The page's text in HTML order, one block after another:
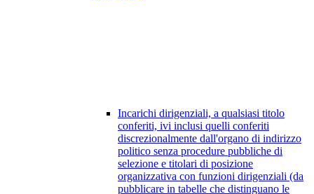
Incarichi dirigenziali, a qualsiasi titolo
conferiti, ivi inclusi quelli conferiti
discrezionalmente dall'organo di indirizzo
politico senza procedure pubbliche di
selezione e titolari di posizione
organizzativa con funzioni dirigenziali (da
pubblicare in tabelle che distinguano le